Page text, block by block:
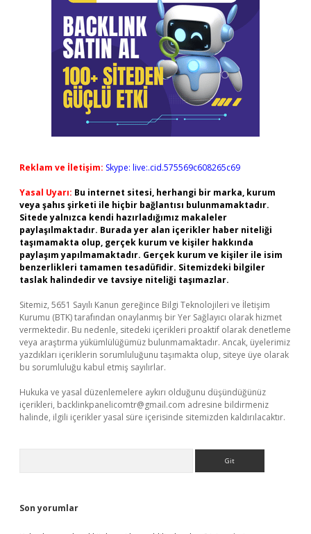
Reklam ve İletişim: Skype: live:.cid.575569c608265c69
Yasal Uyarı: Bu internet sitesi, herhangi bir marka, kurum
veya şahıs şirketi ile hiçbir bağlantısı bulunmamaktadır.
Sitede yalnızca kendi hazırladığımız makaleler
paylaşılmaktadır. Burada yer alan içerikler haber niteliği
taşımamakta olup, gerçek kurum ve kişiler hakkında
paylaşım yapılmamaktadır. Gerçek kurum ve kişiler ile isim
benzerlikleri tamamen tesadüfidir. Sitemizdeki bilgiler
taslak halindedir ve tavsiye niteliği taşımazlar.
Sitemiz, 5651 Sayılı Kanun gereğince Bilgi Teknolojileri ve İletişim
Kurumu (BTK) tarafından onaylanmış bir Yer Sağlayıcı olarak hizmet
vermektedir. Bu nedenle, sitedeki içerikleri proaktif olarak denetleme
veya araştırma yükümlülüğümüz bulunmamaktadır. Ancak, üyelerimiz
yazdıkları içeriklerin sorumluluğunu taşımakta olup, siteye üye olarak
bu sorumluluğu kabul etmiş sayılırlar.
Hukuka ve yasal düzenlemelere aykırı olduğunu düşündüğünüz
içerikleri, backlinkpanelicomtr@gmail.com adresine bildirmeniz
halinde, ilgili içerikler yasal süre içerisinde sitemizden kaldırılacaktır.
Son yorumlar